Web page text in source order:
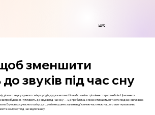
Login
зменшити
до звуків під час сну
звуку: гучного сміху сусідів, гудка автомобіля або навіть тріскіння старих меблів. Ці моменти
Чутливість до звуків під час сну — це проблема, з якою стикаються тисячі людей, і її вплив на
В умовах сучасного світу, де шум і метушня стали невід'ємною частиною нашого життя, важливо
та комфорт під час відпочинку.